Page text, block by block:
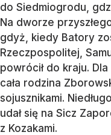
do Siedmiogrodu,
Na dworze
gdyż, kiedy Batory
Rzeczpospolitej,
powrócił do kraju.
cała rodzina
sojusznikami.
udał się na Sicz
z Kozakami.